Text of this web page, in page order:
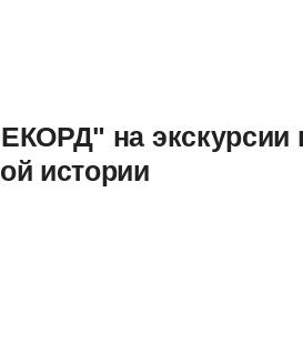
на экскурсии
истории